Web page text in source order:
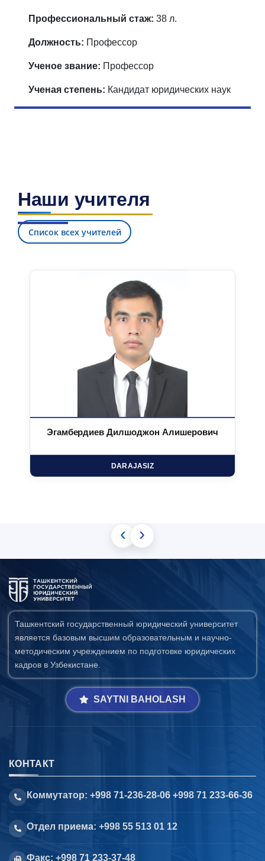
Профессиональный стаж: 38 л.
Должность: Профессор
Ученое звание: Профессор
Ученая степень: Кандидат юридических наук
Наши учителя
Список всех учителей
Эгамбердиев Дилшоджон Алишерович
DARAJASIZ
‹ ›
Ташкентский государственный юридический университет
является базовым высшим образовательным и научно-
методическим учреждением по подготовке юридических
кадров в Узбекистане.
SAYTNI BAHOLASH
КОНТАКТ
Коммутатор: +998 71-236-28-06 +998 71 233-66-36
Отдел приема: +998 55 513 01 12
Факс: +998 71 233-37-48